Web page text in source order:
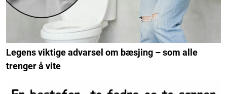
Legens viktige advarsel om bæsjing – som alle
trenger å vite